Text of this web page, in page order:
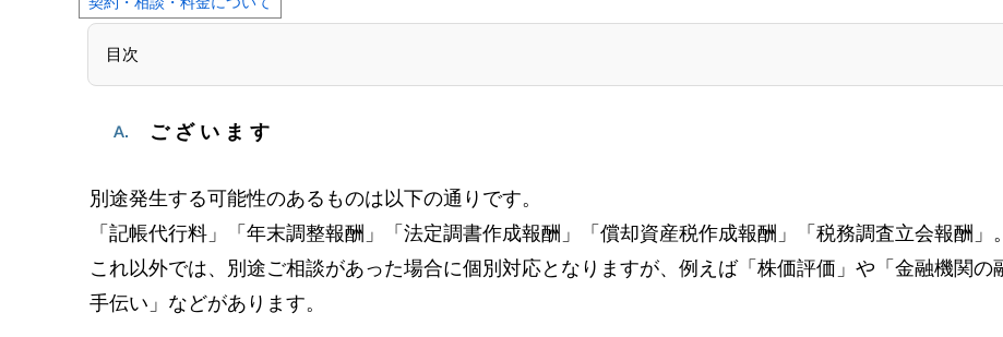
目次
ございます
別途発生する可能性のあるものは以下の通りです。
「記帳代行料」「年末調整報酬」「法定調書作成報酬」「償却資産税作成報酬」「税務調査立会報酬」。
これ以外では、別途ご相談があった場合に個別対応となりますが、例えば「株価評価」や「金融機関の
手伝い」などがあります。